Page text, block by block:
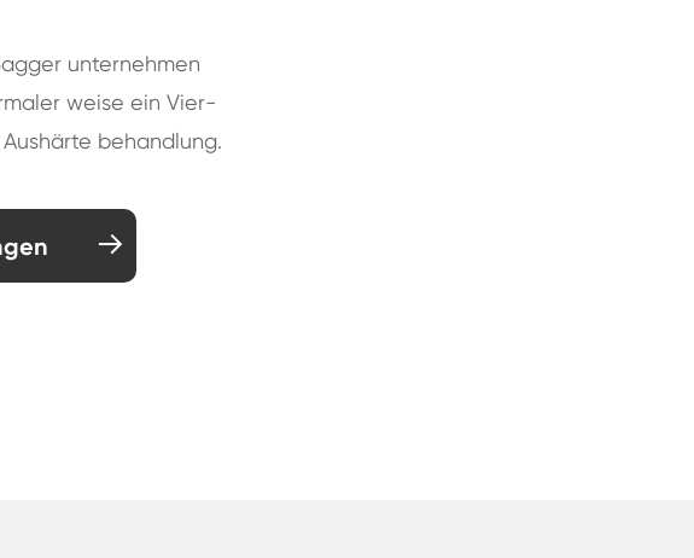
unternehmen
weise ein Vier-
behandlung.
